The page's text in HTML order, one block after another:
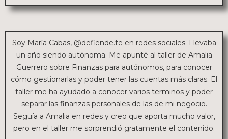
Soy María Cabas, @defiende.te en redes sociales. Llevaba
un año siendo autónoma. Me apunté al taller de Amalia
Guerrero sobre Finanzas para autónomos, para conocer
cómo gestionarlas y poder tener las cuentas más claras. El
taller me ha ayudado a conocer varios terminos y poder
separar las finanzas personales de las de mi negocio.
Seguía a Amalia en redes y creo que aporta mucho valor,
pero en el taller me sorprendió gratamente el contenido.